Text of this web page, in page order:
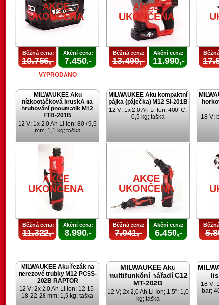
AKCE
UKONČENA
Běžná cena:
10.756,-
Akční cena:
7.450,-
VYPRODÁNO
AKCE
UKONČENA
Běžná cena:
13.490,-
Akční cena:
11.990,-
MILWAUKEE Aku
nízkootáčková bruskA na
hrubování pneumatik M12
FTB-201B
12 V; 1x 2,0 Ah Li-Ion; 80 / 9,5
mm; 1,1 kg; taška
AKCE
UKONČENA
Běžná cena:
11.322,-
Akční cena:
8.990,-
MILWAUKEE Aku kompaktní
pájka (páječka) M12 SI-201B
12 V; 1x 2,0 Ah Li-Ion; 400°C;
0,5 kg; taška
AKCE
UKONČENA
Běžná cena:
7.041,-
Akční cena:
6.450,-
18 V;
MILWAUKEE Aku řezák na
nerezové trubky M12 PCSS-
202B RAPTOR
12 V; 2x 2,0 Ah Li-Ion; 12-15-
18-22-28 mm; 1,5 kg; taška
MILWAUKEE Aku
multifunkční nářadí C12
MT-202B
12 V; 2x 2,0 Ah Li-Ion; 1,5°; 1,0
kg; taška
18 V;
bar;